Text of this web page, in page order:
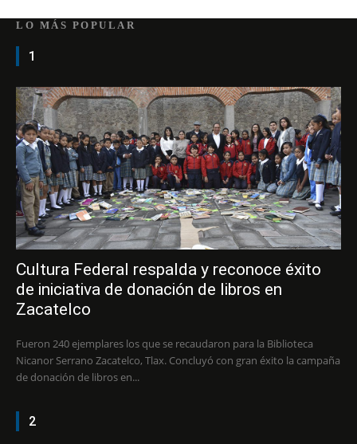
LO MÁS POPULAR
1
Cultura Federal respalda y reconoce éxito
de iniciativa de donación de libros en
Zacatelco
Fueron 240 ejemplares los que se recaudaron para la Biblioteca
Nicanor Serrano Zacatelco, Tlax. Concluyó con gran éxito la campaña
de donación de libros en...
2